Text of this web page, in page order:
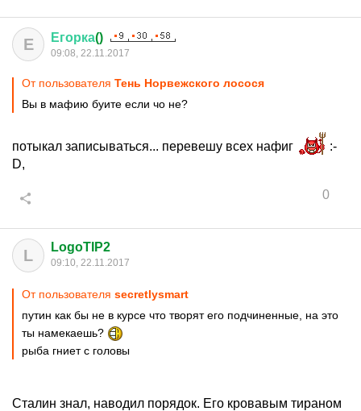
Е Егорка()
09:08, 22.11.2017
От пользователя Тень Норвежского лосося
Вы в мафию буите если чо не?
потыкал записываться... перевешу всех нафиг
:-
D,
0
L LogoTIP2
09:10, 22.11.2017
От пользователя secretlysmart
путин как бы не в курсе что творят его подчиненные, на это
ты намекаешь?
рыба гниет с головы
Сталин знал, наводил порядок. Его кровавым тираном